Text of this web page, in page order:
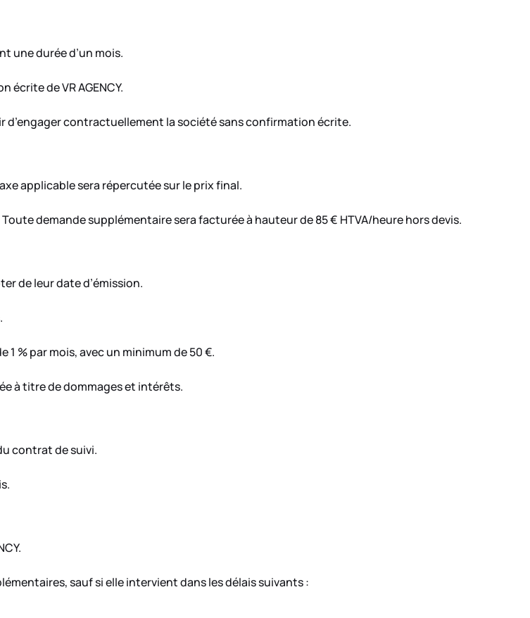
une durée d’un mois.
de VR AGENCY.
d’engager contractuellement la société sans confirmation écrite.
applicable sera répercutée sur le prix final.
demande supplémentaire sera facturée à hauteur de 85 € HTVA/heure hors devis.
de leur date d’émission.
% par mois, avec un minimum de 50 €.
à titre de dommages et intérêts.
contrat de suivi.
sauf si elle intervient dans les délais suivants :